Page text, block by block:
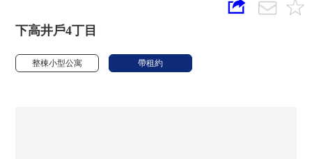
下高井戶4丁目
整棟小型公寓 帶租約